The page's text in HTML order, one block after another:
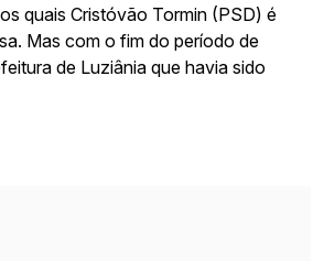
quais Cristóvão Tormin (PSD) é
Mas com o fim do período de
de Luziânia que havia sido